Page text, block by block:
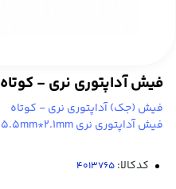
فیش آداپتوری نری - کوتاه
فیش (جک) آداپتوری نری - کوتاه
فیش آداپتوری نری 5.5mm*2.1mm
کدکالا: